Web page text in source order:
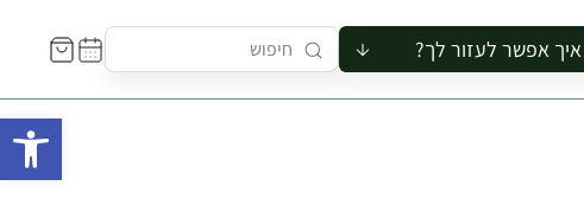
איך אפשר לעזור לך?
סיור לקבוצה